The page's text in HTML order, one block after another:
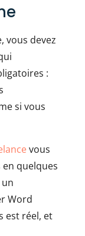
vous devez
:
si vous
vous
quelques
Word
est réel, et